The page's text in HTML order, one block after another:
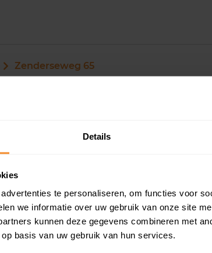
Details
te personaliseren, om functies voor
we informatie over uw gebruik van onze site
kunnen deze gegevens combineren met
basis van uw gebruik van hun services.
Zenderseweg 65